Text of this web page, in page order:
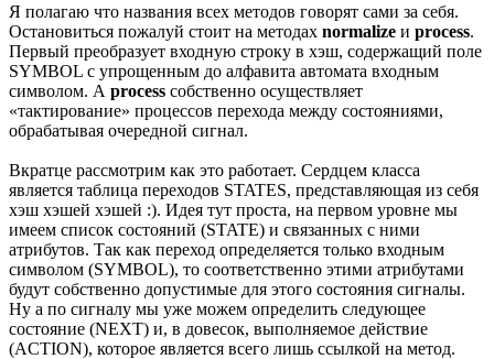
Я полагаю что названия всех методов говорят сами за себя.
Остановиться пожалуй стоит на методах normalize и process.
Первый преобразует входную строку в хэш, содержащий поле
SYMBOL с упрощенным до алфавита автомата входным
символом. А process собственно осуществляет
«тактирование» процессов перехода между состояниями,
обрабатывая очередной сигнал.
Вкратце рассмотрим как это работает. Сердцем класса
является таблица переходов STATES, представляющая из себя
хэш хэшей хэшей :). Идея тут проста, на первом уровне мы
имеем список состояний (STATE) и связанных с ними
атрибутов. Так как переход определяется только входным
символом (SYMBOL), то соответственно этими атрибутами
будут собственно допустимые для этого состояния сигналы.
Ну а по сигналу мы уже можем определить следующее
состояние (NEXT) и, в довесок, выполняемое действие
(ACTION), которое является всего лишь ссылкой на метод.